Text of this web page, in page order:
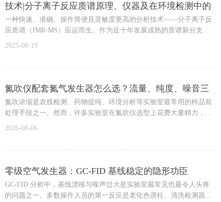
技术|分子离子反应质谱原理、仪器及在环境检测中的
应用
一种快速、准确、操作简便且灵敏度更高的分析技术——分子离子反
应质谱（IMR-MS）应运而生。作为近十年发展成熟的质谱新分支，
IMR-MS能够快速检测小分子有机残留物（VOCs），具有测试简便、
近年来，随着经济快速发展及疫情后经济复苏，环境问题日益突出，
分子离子反应质谱技术逐渐受到生产厂家和用户的广泛关注，相关技
术与产品不断改进并日趋成熟。其中，韩国Young In Ace公司开发的
ACE 1100 IMR-MS分子离子反应质谱仪，经环境领域大量应用验证，
提高半导体产品良品率、降低生产成本具有显著帮助。
2025-08-19
氮吹仪配套氮气发生器怎么选？流量、纯度、噪音三
大指标详解
氮吹浓缩是农残检测、药物提纯、环境分析等实验室最常用的样品前
处理手段之一。然而，许多实验室在氮吹仪选型上花费大量精力，却
忽略了气源选择——氮气钢瓶频繁更换、中途断流、纯度不稳等问
2026-08-06
零级空气发生器：GC-FID 基线稳定的隐形功臣
GC-FID 分析中，基线漂移与噪声过大是实验室最常见也最令人头疼
的问题之一。多数操作人员的第一反应是老化色谱柱、清洗检测器或